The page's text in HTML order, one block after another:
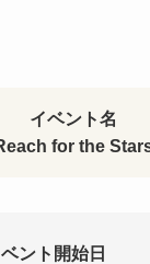
イベント名
for the
ント開始日